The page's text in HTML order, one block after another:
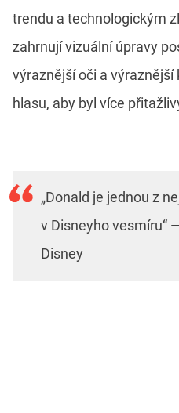
trendu a technologickým
zahrnují vizuální úpravy
výraznější oči a výraznější
hlasu, aby byl více
„Donald je jednou z
v Disneyho vesmíru“
Disney